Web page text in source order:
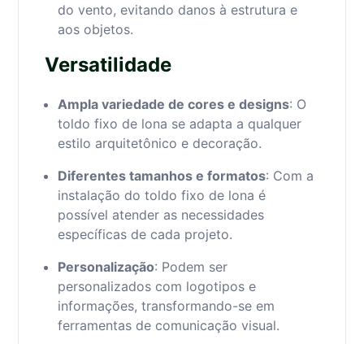
do vento, evitando danos à estrutura e
aos objetos.
Versatilidade
Ampla variedade de cores e designs: O
toldo fixo de lona se adapta a qualquer
estilo arquitetônico e decoração.
Diferentes tamanhos e formatos: Com a
instalação do toldo fixo de lona é
possível atender as necessidades
específicas de cada projeto.
Personalização: Podem ser
personalizados com logotipos e
informações, transformando-se em
ferramentas de comunicação visual.